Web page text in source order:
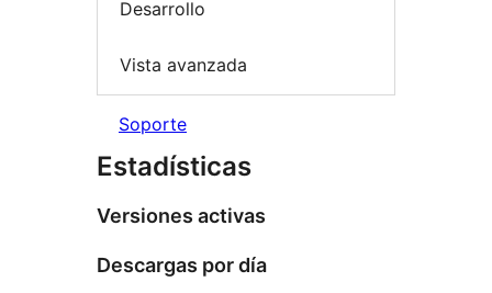
Desarrollo
Vista avanzada
Soporte
Estadísticas
Versiones activas
Descargas por día